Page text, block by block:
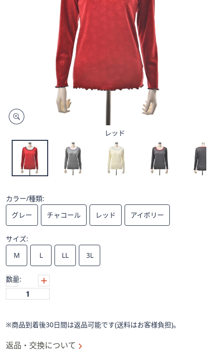
ス
左
ス
イ
プ
し
て
閲
覧
で
き
ま
レッド
カラー/種類:
グレー
チャコール レッド アイボリー
サイズ:
M
L LL 3L
数量:
※商品到着後30日間は返品可能です(送料はお客様負担)。
返品・交換について